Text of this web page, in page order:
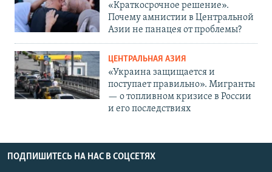
«Краткосрочное решение».
Почему амнистии в Центральной
Азии не панацея от проблемы?
ЦЕНТРАЛЬНАЯ АЗИЯ
«Украина защищается и
поступает правильно». Мигранты
— о топливном кризисе в России
и его последствиях
ПОДПИШИТЕСЬ НА НАС В СОЦСЕТЯХ